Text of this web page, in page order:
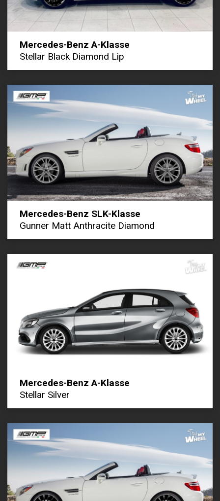
Mercedes-Benz A-Klasse
Stellar Black Diamond Lip
Mercedes-Benz SLK-Klasse
Gunner Matt Anthracite Diamond
Mercedes-Benz A-Klasse
Stellar Silver